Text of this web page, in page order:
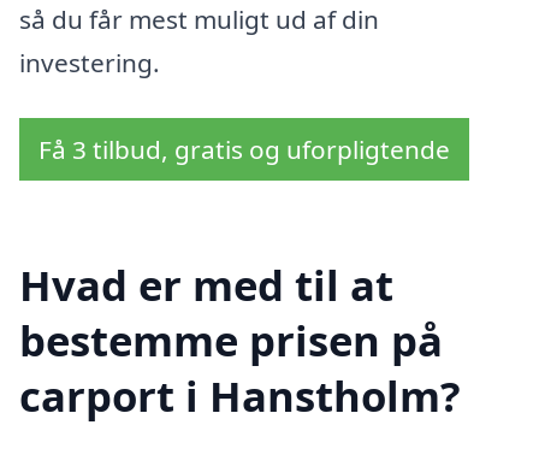
så du får mest muligt ud af din
investering.
Få 3 tilbud, gratis og uforpligtende
Hvad er med til at
bestemme prisen på
carport i Hanstholm?